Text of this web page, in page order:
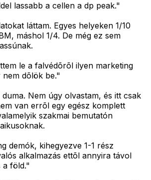
lassabb a cellen a dp peak."
láttam. Egyes helyeken 1/10
máshol 1/4. De még ez sem
le a falvédõrõl ilyen marketing
dõlök be."
Nem úgy olvastam, és itt csak
van errõl egy egész komplett
szakmai bemutatón
demók, kihegyezve 1-1 rész
alkalmazás ettõl annyira távol
a föld."